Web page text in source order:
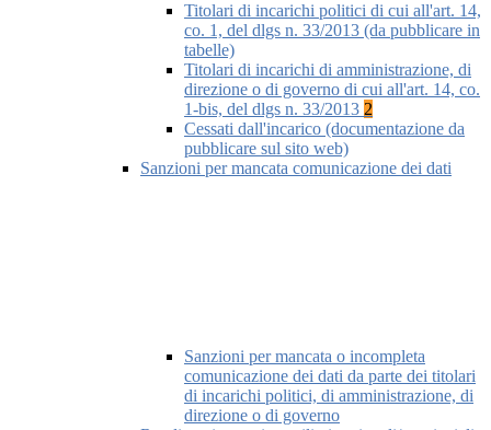
Titolari di incarichi politici di cui all'art. 14,
co. 1, del dlgs n. 33/2013 (da pubblicare in
tabelle)
Titolari di incarichi di amministrazione, di
direzione o di governo di cui all'art. 14, co.
1-bis, del dlgs n. 33/2013 2
Cessati dall'incarico (documentazione da
pubblicare sul sito web)
Sanzioni per mancata comunicazione dei dati
Sanzioni per mancata o incompleta
comunicazione dei dati da parte dei titolari
di incarichi politici, di amministrazione, di
direzione o di governo